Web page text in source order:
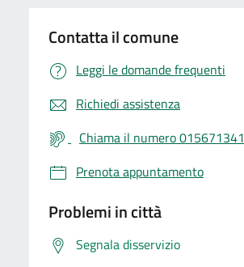
Contatta il comune
Leggi le domande frequenti
Richiedi assistenza
Chiama il numero 015671341
Prenota appuntamento
Problemi in città
Segnala disservizio